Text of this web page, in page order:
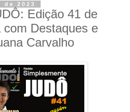
2023
Edição 41 de
Destaques e
Carvalho